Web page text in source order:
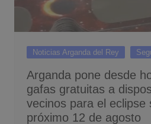
Noticias Arganda del Rey
Arganda pone desde
gafas gratuitas a
vecinos para el eclipse
próximo 12 de agosto